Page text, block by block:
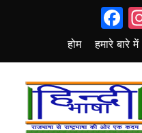
होम हमारे बारे में